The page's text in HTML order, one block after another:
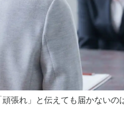
張れ」と伝えても届かないの